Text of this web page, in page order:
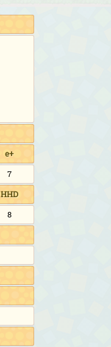
e+
7
HHD
8